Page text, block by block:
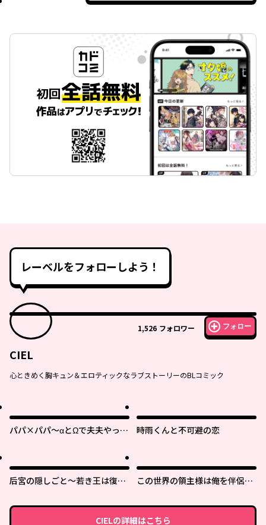
レーベルをフォローしよう！
1,526 フォロワー フォロー
CIEL
心ときめく胸キュン＆エロティックなラブストーリーのBLコミック
パパ×パパ～αとΩで夫夫やって
時雨くんと不可避の恋
后宮の隠しごと～若き王は復讐
この世界の領主様は俺を伴侶に
CIELの詳細はこちら